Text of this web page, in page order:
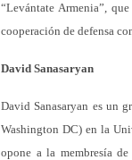
“Levántate Armenia”,
cooperación de defensa
David Sanasaryan
David Sanasaryan es un
Washington DC) en la
opone a la membresía